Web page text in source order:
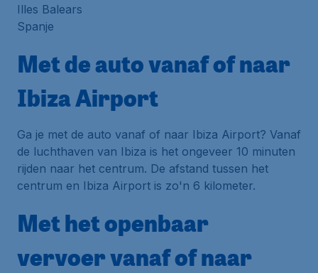
Illes Balears
Spanje
Met de auto vanaf of naar
Ibiza Airport
Ga je met de auto vanaf of naar Ibiza Airport? Vanaf
de luchthaven van Ibiza is het ongeveer 10 minuten
rijden naar het centrum. De afstand tussen het
centrum en Ibiza Airport is zo'n 6 kilometer.
Met het openbaar
vervoer vanaf of naar